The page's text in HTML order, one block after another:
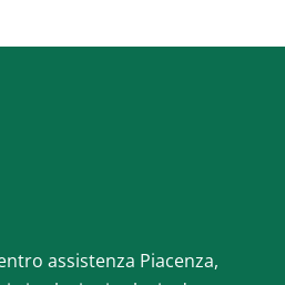
assistenza Piacenza,